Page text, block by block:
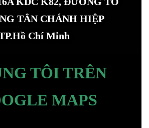
TÂN CHÁNH HIỆP
Chí Minh
TÔI TRÊN
MAPS